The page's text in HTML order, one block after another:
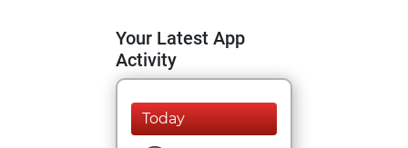
Your Latest App
Activity
Today